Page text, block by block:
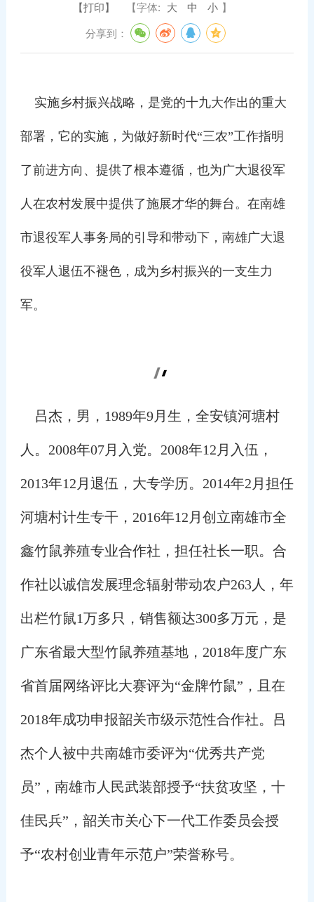
【打印】 【字体: 大 中 小 】
分享到：
实施乡村振兴战略，是党的十九大作出的重大
部署，它的实施，为做好新时代“三农”工作指明
了前进方向、提供了根本遵循，也为广大退役军
人在农村发展中提供了施展才华的舞台。在南雄
市退役军人事务局的引导和带动下，南雄广大退
役军人退伍不褪色，成为乡村振兴的一支生力
军。
吕杰，男，1989年9月生，全安镇河塘村
人。2008年07月入党。2008年12月入伍，
2013年12月退伍，大专学历。2014年2月担任
河塘村计生专干，2016年12月创立南雄市全
鑫竹鼠养殖专业合作社，担任社长一职。合
作社以诚信发展理念辐射带动农户263人，年
出栏竹鼠1万多只，销售额达300多万元，是
广东省最大型竹鼠养殖基地，2018年度广东
省首届网络评比大赛评为“金牌竹鼠”，且在
2018年成功申报韶关市级示范性合作社。吕
杰个人被中共南雄市委评为“优秀共产党
员”，南雄市人民武装部授予“扶贫攻坚，十
佳民兵”，韶关市关心下一代工作委员会授
予“农村创业青年示范户”荣誉称号。